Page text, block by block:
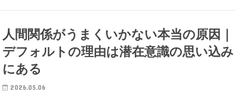
人間関係がうまくいかない本当の原因｜
デフォルトの理由は潜在意識の思い込み
にある
2026.05.06